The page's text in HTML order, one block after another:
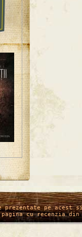
prezentate pe
cu recenzia